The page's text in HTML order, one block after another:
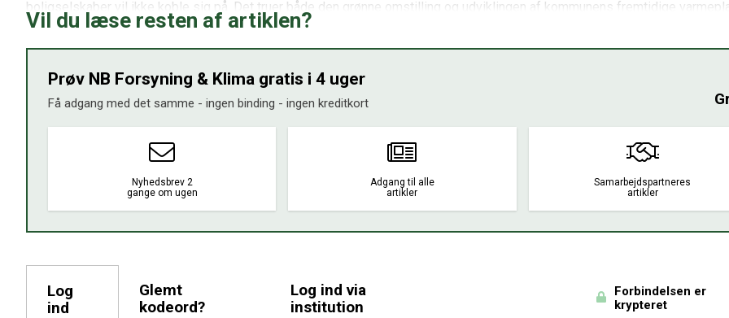
boligselskaber vil ikke koble sig på. Det truer både den grønne omstilling og udviklingen af kommunens fremtidige
"Vi synes, det er en kæmpe mulighed, der glider os af hænde, hvis vi ikke får realiseret det," siger Jarl Falk Sabroe (S), d...
Vil du læse resten af artiklen?
Prøv NB Forsyning & Klima gratis i 4 uger
Få adgang med det samme - ingen binding - ingen kreditkort
Nyhedsbrev 2
gange om ugen
Adgang til alle
artikler
Samarbejdspartneres
artikler
Log
ind
Glemt
kodeord?
Log ind via
institution
Forbindelsen er
krypteret